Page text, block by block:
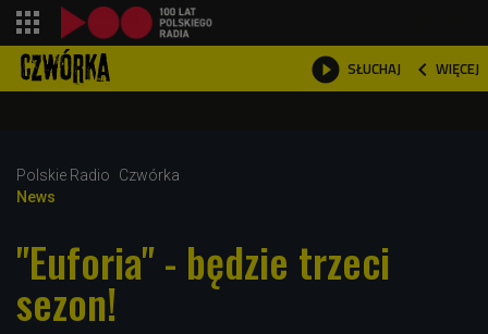
 SŁUCHAJ  WIĘCEJ

Polskie Radio
Czwórka
News
"Euforia" - będzie trzeci
sezon!